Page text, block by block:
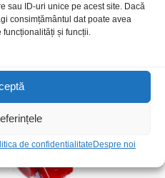
sau ID-uri unice pe acest site. Dacă
consimțământul dat poate avea
și funcții.
de confidentialitateDespre noi
Borna 4mm tata LC galbena
2,00 lei/Buc